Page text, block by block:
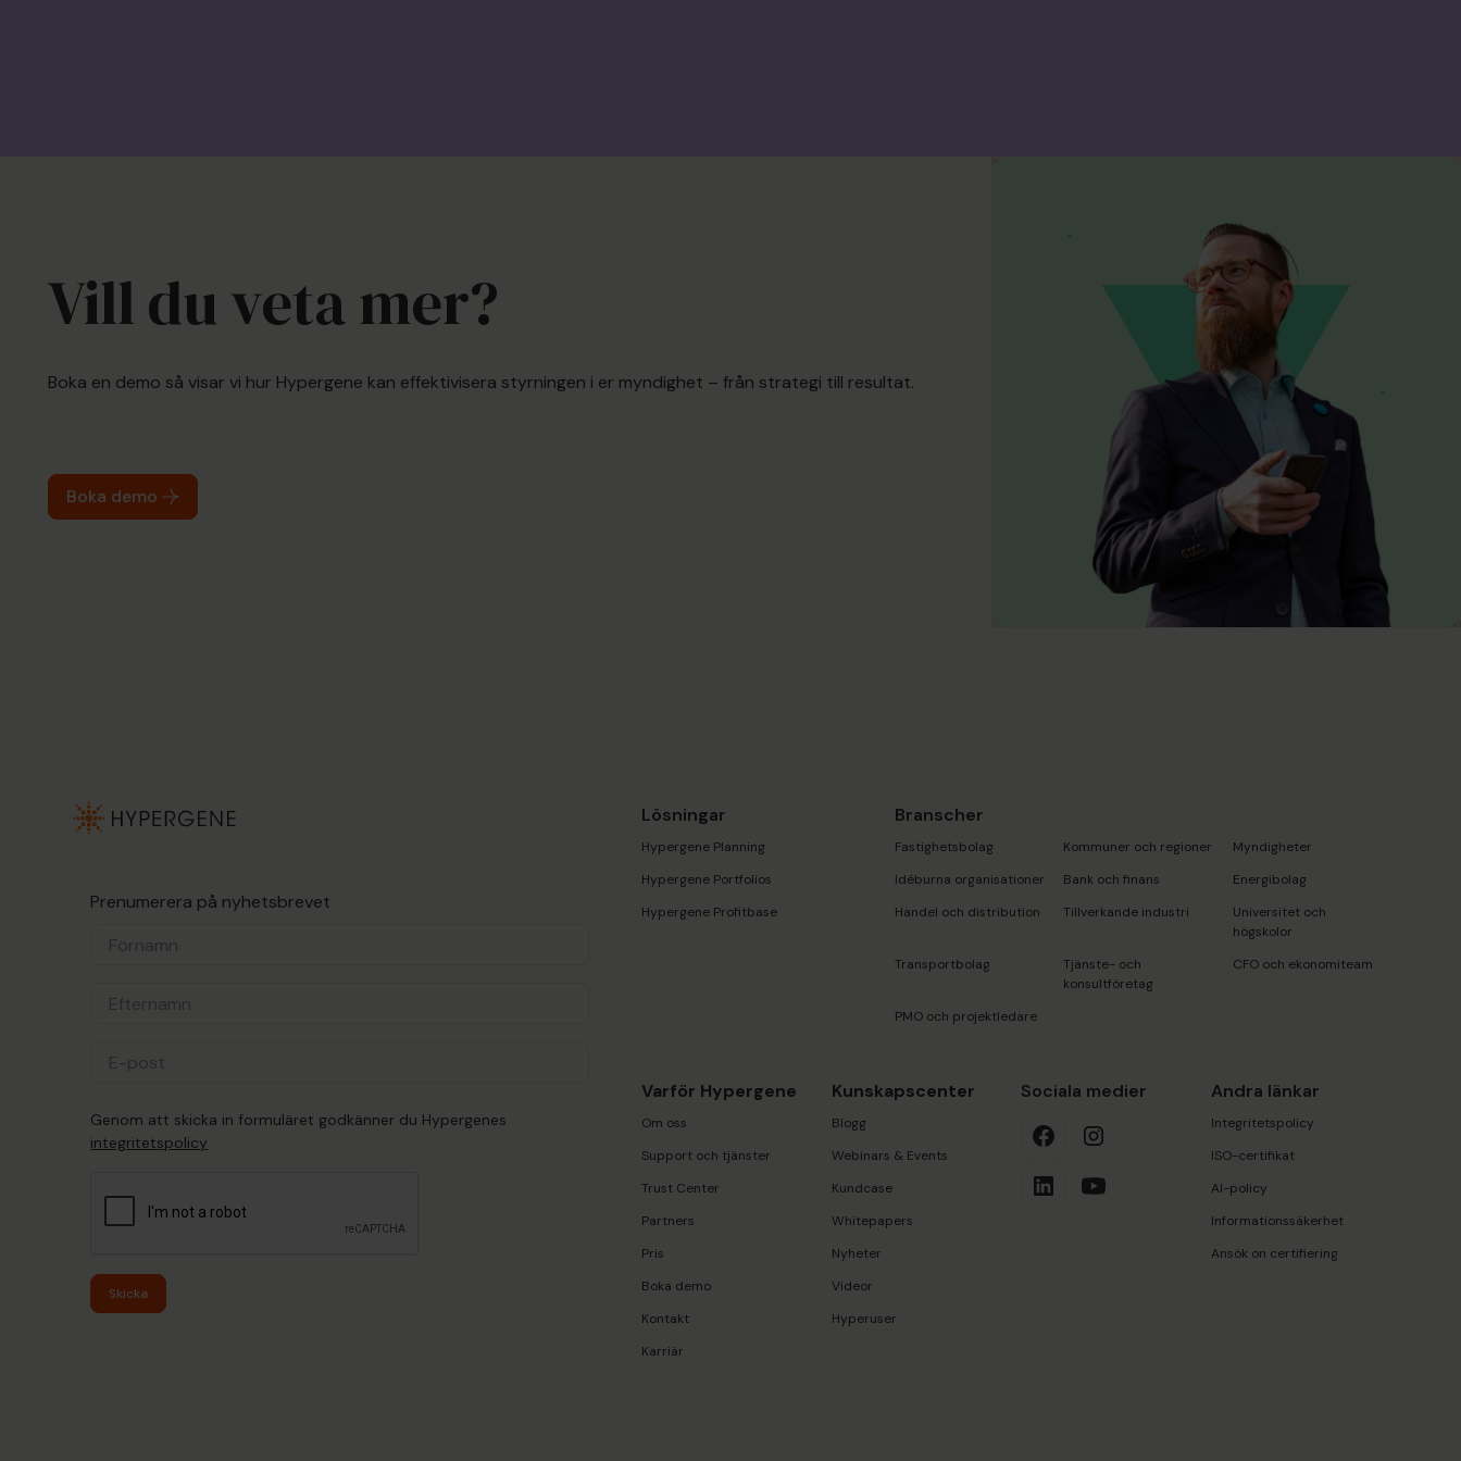
Vill du veta mer?
Boka en demo så visar vi hur Hypergene kan effektivisera styrningen i er myndighet – från strategi till resultat.
Boka demo
Prenumerera på nyhetsbrevet
Genom att skicka in formuläret godkänner du Hypergenes
integritetspolicy
Skicka
Lösningar
Hypergene Planning
Hypergene Portfolios
Hypergene Profitbase
Branscher
Fastighetsbolag Kommuner och regioner
Myndigheter
Idéburna organisationer
Bank och finans
Energibolag
Handel och distribution
Tillverkande industri
Universitet och
högskolor
Transportbolag
Tjänste- och
konsultföretag
CFO och ekonomiteam
PMO och projektledare
Varför Hypergene
Om oss
Support och tjänster
Trust Center
Partners
Pris
Boka demo
Kontakt
Karriär
Kunskapscenter
Blogg
Webinars & Events
Kundcase
Whitepapers
Nyheter
Videor
Hyperuser
Sociala medier Andra länkar
Integritetspolicy
ISO-certifikat
AI-policy
Informationssäkerhet
Ansök on certifiering